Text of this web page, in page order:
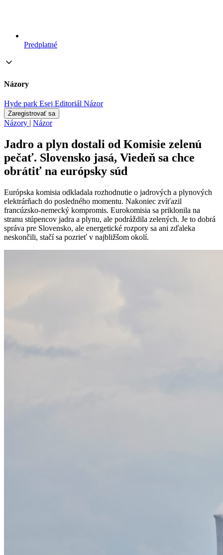
Predplatné
Názory
Hyde park Esej Editoriál Názor
Zaregistrovať sa
Názory | Názor
Jadro a plyn dostali od Komisie zelenú
pečať. Slovensko jasá, Viedeň sa chce
obrátiť na európsky súd
Európska komisia odkladala rozhodnutie o jadrových a plynových
elektrárňach do posledného momentu. Nakoniec zvíťazil
francúzsko-nemecký kompromis. Eurokomisia sa priklonila na
stranu stúpencov jadra a plynu, ale podráždila zelených. Je to dobrá
správa pre Slovensko, ale energetické rozpory sa ani zďaleka
neskončili, stačí sa pozrieť v najbližšom okolí.